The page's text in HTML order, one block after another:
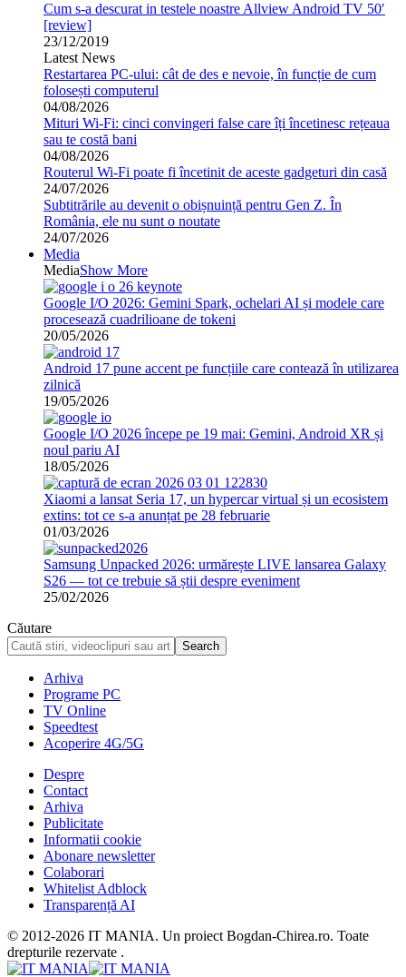
Cum s-a descurat in testele noastre Allview Android TV 50′
[review]
23/12/2019
Latest News
Restartarea PC-ului: cât de des e nevoie, în funcție de cum
folosești computerul
04/08/2026
Mituri Wi-Fi: cinci convingeri false care îți încetinesc rețeaua
sau te costă bani
04/08/2026
Routerul Wi-Fi poate fi încetinit de aceste gadgeturi din casă
24/07/2026
Subtitrările au devenit o obișnuință pentru Gen Z. În
România, ele nu sunt o noutate
24/07/2026
Media
MediaShow More
Google I/O 2026: Gemini Spark, ochelari AI și modele care
procesează cuadrilioane de tokeni
20/05/2026
Android 17 pune accent pe funcțiile care contează în utilizarea
zilnică
19/05/2026
Google I/O 2026 începe pe 19 mai: Gemini, Android XR și
noul pariu AI
18/05/2026
Xiaomi a lansat Seria 17, un hypercar virtual și un ecosistem
extins: tot ce s-a anunțat pe 28 februarie
01/03/2026
Samsung Unpacked 2026: urmărește LIVE lansarea Galaxy
S26 — tot ce trebuie să știi despre eveniment
25/02/2026
Căutare
Arhiva
Programe PC
TV Online
Speedtest
Acoperire 4G/5G
Despre
Contact
Arhiva
Publicitate
Informatii cookie
Abonare newsletter
Colaborari
Whitelist Adblock
Transparență AI
© 2012-2026 IT MANIA. Un proiect Bogdan-Chirea.ro. Toate
drepturile rezervate .